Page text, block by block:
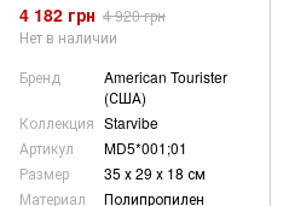
4 182 грн 4 920 грн
Нет в наличии
Бренд
American Tourister
(США)
Коллекция Starvibe
Артикул
MD5*001;01
Размер
35 х 29 х 18 см
Материал
Полипропилен